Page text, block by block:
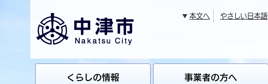
本文へ やさしい日本語
くらしの情報 事業者の方へ